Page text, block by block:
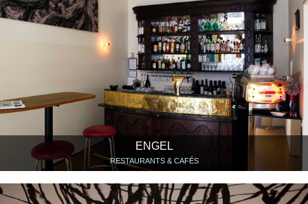
ENGEL
RESTAURANTS & CAFÉS